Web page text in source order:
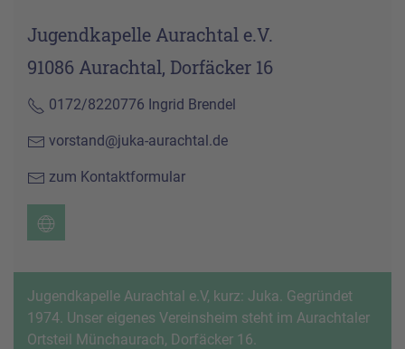
Jugendkapelle Aurachtal e.V.
91086 Aurachtal, Dorfäcker 16
0172/8220776 Ingrid Brendel
vorstand@juka-aurachtal.de
zum Kontaktformular
Jugendkapelle Aurachtal e.V, kurz: Juka. Gegründet
1974. Unser eigenes Vereinsheim steht im Aurachtaler
Ortsteil Münchaurach, Dorfäcker 16.